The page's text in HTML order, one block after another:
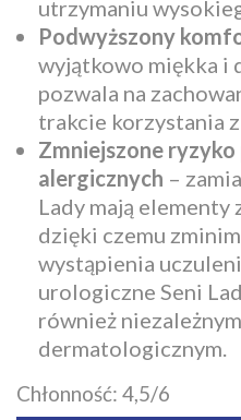
utrzymaniu
Podwyższony
wyjątkowo miękka i
pozwala na
trakcie korzystania z
Zmniejszone
alergicznych –
Lady mają elementy
dzięki czemu
wystąpienia
urologiczne Seni
również
dermatologicznym.
Chłonność: 4,5/6